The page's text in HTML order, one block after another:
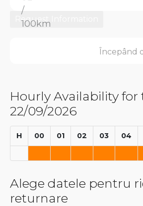
Request Information
Începând
Hourly Availability for
22/09/2026
H 00 01 02 03 04
Alege datele pentru
returnare